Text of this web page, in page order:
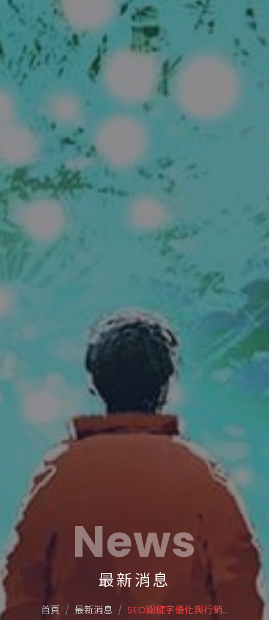
News
最新消息
首頁 最新消息 SEO關鍵字優化與行銷...